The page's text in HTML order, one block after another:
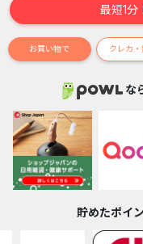
最短1分
お買い物で クレカ
な
貯めたポイ